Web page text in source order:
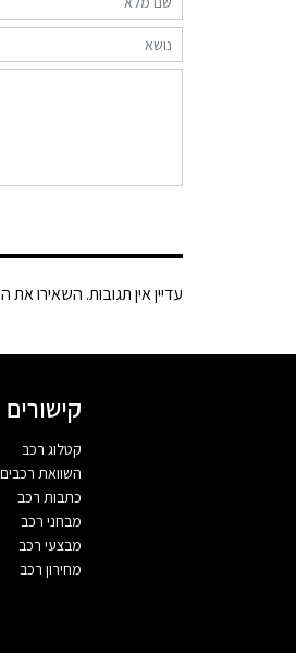
עדיין אין תגובות. השאירו
קישורים
קטלוג רכב
השוואת רכבים
כתבות רכב
מבחני רכב
מבצעי רכב
מחירון רכב